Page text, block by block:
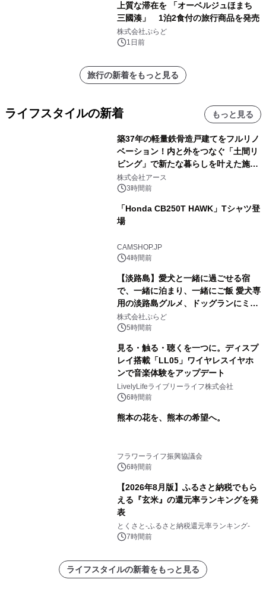
上質な滞在を 「オーベルジュほまち
三國湊」 1泊2食付の旅行商品を発売
株式会社ぷらど
1日前
旅行の新着をもっと見る
ライフスタイルの新着 もっと見る
築37年の軽量鉄骨造戸建てをフルリノ
ベーション！内と外をつなぐ「土間リ
ビング」で新たな暮らしを叶えた施工
事例を株式会社アースが公開
株式会社アース
3時間前
「Honda CB250T HAWK」Tシャツ登
場
CAMSHOP.JP
4時間前
【淡路島】愛犬と一緒に過ごせる宿
で、一緒に泊まり、一緒にご飯 愛犬専
用の淡路島グルメ、ドッグランにミニ
プール グランピングとトレーラーハウ
スの2施設で
株式会社ぷらど
5時間前
見る・触る・聴くを一つに。ディスプ
レイ搭載「LL05」ワイヤレスイヤホ
ンで音楽体験をアップデート
LivelyLifeライブリーライフ株式会社
6時間前
熊本の花を、熊本の希望へ。
フラワーライフ振興協議会
6時間前
【2026年8月版】ふるさと納税でもら
える『玄米』の還元率ランキングを発
表
とくさと-ふるさと納税還元率ランキング-
7時間前
ライフスタイルの新着をもっと見る